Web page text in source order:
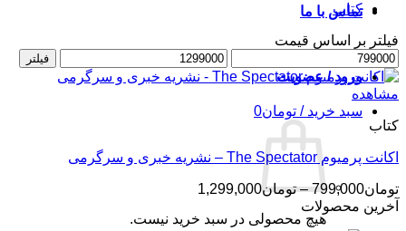
تماس با ما
ورود / عضویت
سبد خرید / تومان0
هیچ محصولی در سبد خرید نیست.
کتاب
فیلتر بر اساس قیمت
حداقل
قیمت
حداکثر
قیمت
فیلتر
مشاهده
کتاب
اکانت پرمیوم The Spectator – نشریه خبری و سرگرمی
تومان799,000
– تومان1,299,000
تومان799,000
آخرین محصولات